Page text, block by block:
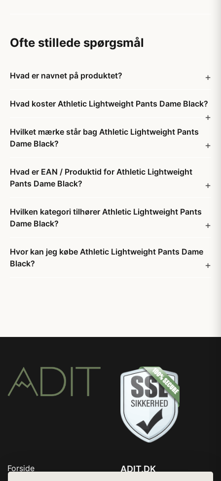
Ofte stillede spørgsmål
Hvad er navnet på produktet?
Hvad koster Athletic Lightweight Pants Dame Black?
Hvilket mærke står bag Athletic Lightweight Pants
Dame Black?
Hvad er EAN / Produktid for Athletic Lightweight
Pants Dame Black?
Hvilken kategori tilhører Athletic Lightweight Pants
Dame Black?
Hvor kan jeg købe Athletic Lightweight Pants Dame
Black?
Forside
ADIT.DK